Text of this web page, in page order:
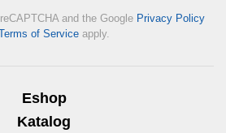
and the Google Privacy Policy
of Service apply.
Eshop
Katalog